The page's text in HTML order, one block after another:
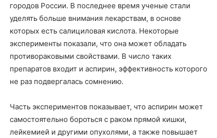
городов России. В последнее время ученые стали
уделять больше внимания лекарствам, в основе
которых есть салициловая кислота. Некоторые
эксперименты показали, что она может обладать
противораковыми свойствами. В число таких
препаратов входит и аспирин, эффективность которого
не раз подвергалась сомнению.
Часть экспериментов показывает, что аспирин может
самостоятельно бороться с раком прямой кишки,
лейкемией и другими опухолями, а также повышает